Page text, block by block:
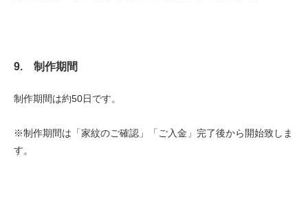
9. 制作期間
制作期間は約50日です。
※制作期間は「家紋のご確認」「ご入金」完了後から開始致しま
す。